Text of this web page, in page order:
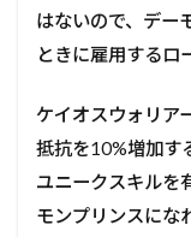
はないので、デー
ときに雇用するロ
ケイオスウォリア
抵抗を10%増加す
ユニークスキルを
モンプリンスにな